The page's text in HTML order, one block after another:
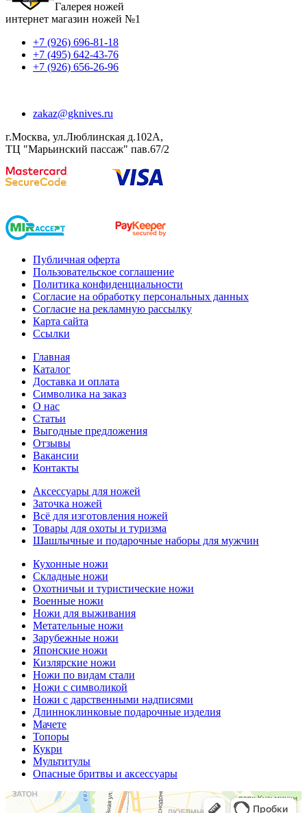
Галерея ножей
интернет магазин ножей №1
+7 (926) 696-81-18
+7 (495) 642-43-76
+7 (926) 656-26-96
zakaz@gknives.ru
г.Москва, ул.Люблинская д.102А,
ТЦ "Марьинский пассаж" пав.67/2
Публичная оферта
Пользовательское соглашение
Политика конфиденциальности
Согласие на обработку персональных данных
Согласие на рекламную рассылку
Карта сайта
Ссылки
Главная
Каталог
Доставка и оплата
Символика на заказ
О нас
Статьи
Выгодные предложения
Отзывы
Вакансии
Контакты
Аксессуары для ножей
Заточка ножей
Всё для изготовления ножей
Товары для охоты и туризма
Шашлычные и подарочные наборы для мужчин
Кухонные ножи
Складные ножи
Охотничьи и туристические ножи
Военные ножи
Ножи для выживания
Метательные ножи
Зарубежные ножи
Японские ножи
Кизлярские ножи
Ножи по видам стали
Ножи с символикой
Ножи с дарственными надписями
Длинноклинковые подарочные изделия
Мачете
Топоры
Кукри
Мультитулы
Опасные бритвы и аксессуары